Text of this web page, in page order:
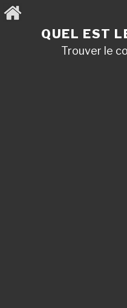
Aller
au
QUEL EST
Trouver le